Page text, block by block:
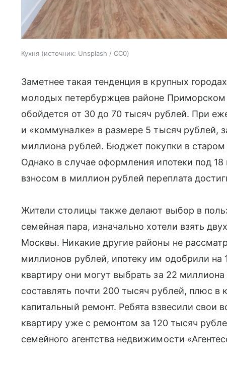
Кухня источник: Unsplash / CC0
Заметнее такая тенденция в крупных
молодых петербуржцев районе Приморском
обойдется от 30 до 70 тысяч рублей. При
и «коммуналке» в размере 5 тысяч рублей,
миллиона рублей. Бюджет покупки в
Однако в случае оформления ипотеки под
взносом в миллион рублей переплата
Жители столицы также делают выбор в
семейная пара, изначально хотели взять
Москвы. Никакие другие районы не
миллионов рублей, ипотеку им одобрили на
квартиру они могут выбрать за 22
составлять почти 200 тысяч рублей, плюс в
капитальный ремонт. Ребята взвесили свои
квартиру уже с ремонтом за 120 тысяч
семейного агентства недвижимости